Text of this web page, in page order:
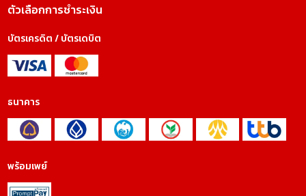
ตัวเลือกการชำระเงิน
บัตรเครดิต / บัตรเดบิต
ธนาคาร
พร้อมเพย์